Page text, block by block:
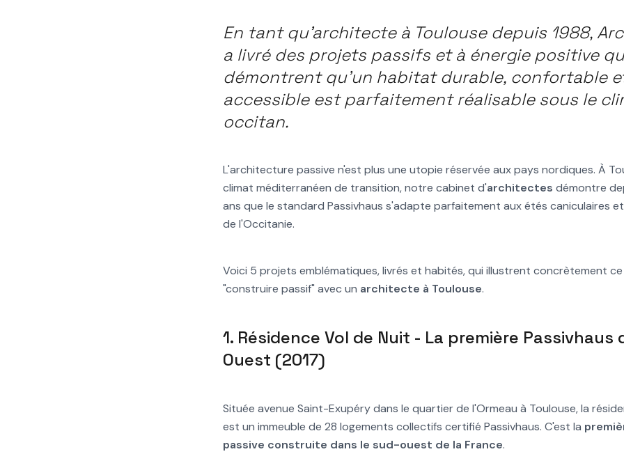
Architecte Toulouse : 5 projets
qui redéfinissent l'habitat en 2026
En tant qu'architecte à Toulouse depuis 1988,
a livré des projets passifs et à énergie positive
démontrent qu'un habitat durable, confortable
accessible est parfaitement réalisable sous le
occitan.
L'architecture passive n'est plus une utopie réservée aux pays nordiques. À
climat méditerranéen de transition, notre cabinet d'architectes démontre
ans que le standard Passivhaus s'adapte parfaitement aux étés caniculaires
de l'Occitanie.
Voici 5 projets emblématiques, livrés et habités, qui illustrent concrètement ce
"construire passif" avec un architecte à Toulouse.
1. Résidence Vol de Nuit - La première Passivhaus
Ouest (2017)
Située avenue Saint-Exupéry dans le quartier de l'Ormeau à Toulouse, la
est un immeuble de 28 logements collectifs certifié Passivhaus. C'est la
passive construite dans le sud-ouest de la France.